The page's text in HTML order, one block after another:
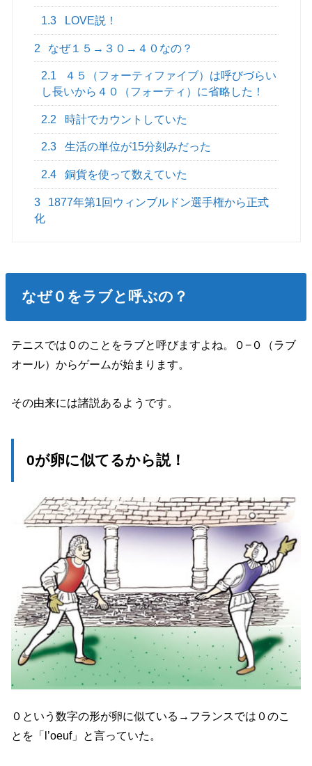
1.3 LOVE説！
2 なぜ１５→３０→４０なの？
2.1
４５（フォーティファイブ）は呼びづらい
し長いから４０（フォーティ）に省略した！
2.2 時計でカウントしていた
2.3 生活の単位が15分刻みだった
2.4 銅貨を使って数えていた
3
1877年第1回ウィンブルドン選手権から正式
化
なぜ０をラブと呼ぶの？
テニスでは０のことをラブと呼びますよね。０−０（ラブ
オール）からゲームが始まります。
その由来には諸説あるようです。
0が卵に似てるから説！
０という数字の形が卵に似ている→フランスでは０のこ
とを「l’oeuf」と言っていた。